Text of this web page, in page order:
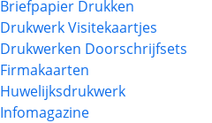
Briefpapier Drukken
Drukwerk Visitekaartjes
Drukwerken Doorschrijfsets
Firmakaarten
Huwelijksdrukwerk
Infomagazine